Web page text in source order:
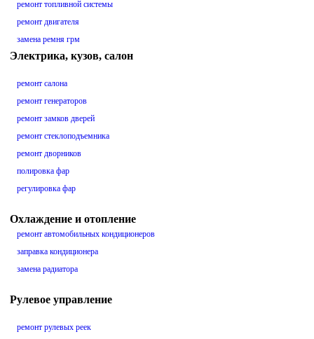
ремонт топливной системы
ремонт двигателя
замена ремня грм
Электрика, кузов, салон
ремонт салона
ремонт генераторов
ремонт замков дверей
ремонт стеклоподъемника
ремонт дворников
полировка фар
регулировка фар
Охлаждение и отопление
ремонт автомобильных кондиционеров
заправка кондиционера
замена радиатора
Рулевое управление
ремонт рулевых реек